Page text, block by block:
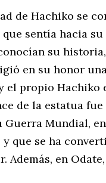
de Hachiko se
sentía hacia
su
en su honor
el propio Hachiko
de la estatua
Mundial, en
que se ha
Además, en